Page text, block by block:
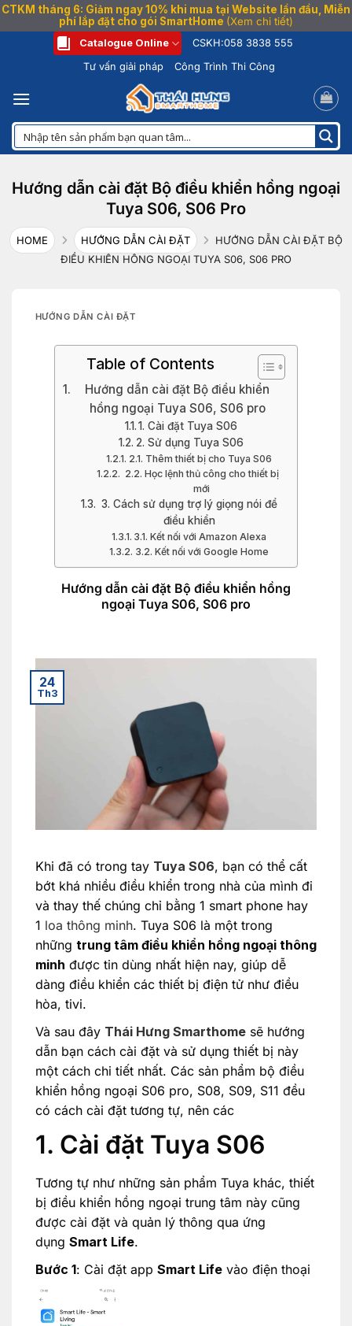
CTKM tháng 6: Giảm ngay 10% khi mua tại Website lần đầu, Miễn
phí lắp đặt cho gói SmartHome (Xem chi tiết)
dung
Catalogue Online CSKH:058 3838 555
Tư vấn giải pháp
Công Trình Thi Công
Hướng dẫn cài đặt Bộ điều khiển hồng ngoại
Tuya S06, S06 Pro
HOME HƯỚNG DẪN CÀI ĐẶT
HƯỚNG DẪN CÀI ĐẶT BỘ
ĐIỀU KHIỂN HỒNG NGOẠI TUYA S06, S06 PRO
HƯỚNG DẪN CÀI ĐẶT
Table of Contents
Hướng dẫn cài đặt Bộ điều khiển
hồng ngoại Tuya S06, S06 pro
1. Cài đặt Tuya S06
2. Sử dụng Tuya S06
2.1. Thêm thiết bị cho Tuya S06
2.2. Học lệnh thủ công cho thiết bị
mới
3. Cách sử dụng trợ lý giọng nói để
điều khiển
3.1. Kết nối với Amazon Alexa
3.2. Kết nối với Google Home
Hướng dẫn cài đặt Bộ điều khiển hồng
ngoại Tuya S06, S06 pro
24
Th3
Khi đã có trong tay Tuya S06, bạn có thể cất
bớt khá nhiều điều khiển trong nhà của mình đi
và thay thế chúng chỉ bằng 1 smart phone hay
1 loa thông minh. Tuya S06 là một trong
những trung tâm điều khiển hồng ngoại thông
minh được tin dùng nhất hiện nay, giúp dễ
dàng điều khiển các thiết bị điện tử như điều
hòa, tivi.
Và sau đây Thái Hưng Smarthome sẽ hướng
dẫn bạn cách cài đặt và sử dụng thiết bị này
một cách chi tiết nhất. Các sản phẩm bộ điều
khiển hồng ngoại S06 pro, S08, S09, S11 đều
có cách cài đặt tương tự, nên các
1. Cài đặt Tuya S06
Tương tự như những sản phẩm Tuya khác, thiết
bị điều khiển hồng ngoại trung tâm này cũng
được cài đặt và quản lý thông qua ứng
dụng Smart Life.
Bước 1: Cài đặt app Smart Lifevào điện thoại